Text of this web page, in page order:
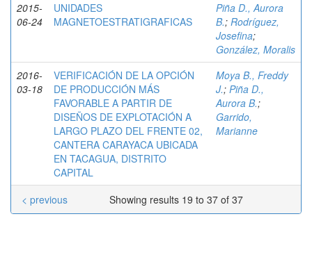
2015-
06-24
UNIDADES
MAGNETOESTRATIGRAFICAS
Piña D., Aurora
B.; Rodríguez,
Josefina;
González, Moralis
2016-
03-18
VERIFICACIÓN DE LA OPCIÓN
DE PRODUCCIÓN MÁS
FAVORABLE A PARTIR DE
DISEÑOS DE EXPLOTACIÓN A
LARGO PLAZO DEL FRENTE 02,
CANTERA CARAYACA UBICADA
EN TACAGUA, DISTRITO
CAPITAL
Moya B., Freddy
J.; Piña D.,
Aurora B.;
Garrido,
Marianne
Showing results 19 to 37 of 37
< previous